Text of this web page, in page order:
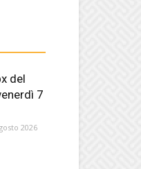
del
7
2026